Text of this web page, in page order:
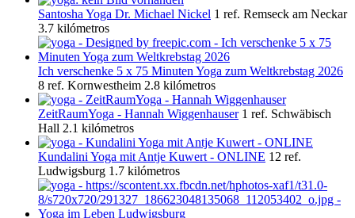
Santosha Yoga Dr. Michael Nickel 1 ref. Remseck am Neckar
3.7 kilómetros
Ich verschenke 5 x 75 Minuten Yoga zum Weltkrebstag 2026
8 ref. Kornwestheim 2.8 kilómetros
ZeitRaumYoga - Hannah Wiggenhauser 1 ref. Schwäbisch
Hall 2.1 kilómetros
Kundalini Yoga mit Antje Kuwert - ONLINE 12 ref.
Ludwigsburg 1.7 kilómetros